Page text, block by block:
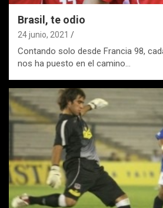
Brasil, te odio
24 junio, 2021
Contando solo desde Francia 98,
nos ha puesto en el camino…